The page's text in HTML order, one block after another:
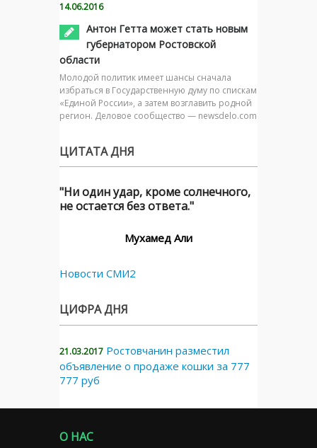
14.06.2016
Антон Гетта может стать новым
губернатором Ростовской
области
Молодой политик имеет шансы сначала
избраться в Государственную думу по спискам
«Единой России», а затем возглавить родной
регион. Деловое сообщество — newsdelo.com
ЦИТАТА ДНЯ
"Ни один удар, кроме солнечного,
не остается без ответа."
Мухамед Али
Новости СМИ2
ЦИФРА ДНЯ
21.03.2017 Ростовчанин разместил
объявление о продаже кошки за 777
777 руб
О НАС